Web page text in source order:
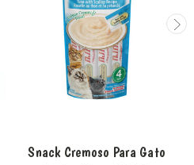
Snack Cremoso Para Gato